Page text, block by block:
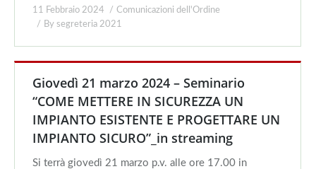
11 Febbraio 2024
Comunicazioni dell'Ordine
By segreteria 2021
Giovedì 21 marzo 2024 – Seminario
“COME METTERE IN SICUREZZA UN
IMPIANTO ESISTENTE E PROGETTARE UN
IMPIANTO SICURO”_in streaming
Si terrà giovedì 21 marzo p.v. alle ore 17.00 in